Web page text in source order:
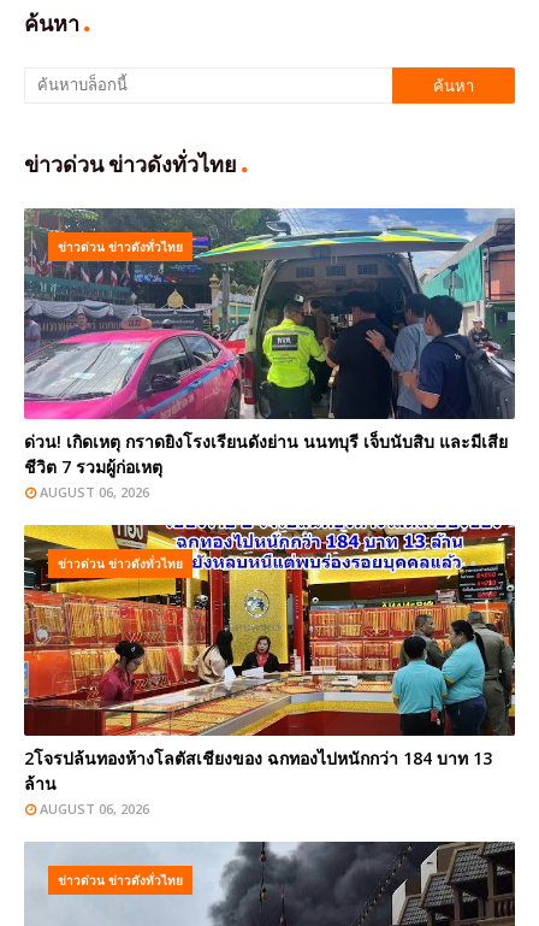
ค้นหา
ข่าวด่วน ข่าวดังทั่วไทย
ข่าวด่วน ข่าวดังทั่วไทย
ด่วน! เกิดเหตุ กราดยิงโรงเรียนดังย่าน นนทบุรี เจ็บนับสิบ และมีเสีย
ชีวิต 7 รวมผู้ก่อเหตุ
AUGUST 06, 2026
ข่าวด่วน ข่าวดังทั่วไทย
2โจรปล้นทองห้างโลตัสเชียงของ ฉกทองไปหนักกว่า 184 บาท 13
ล้าน
AUGUST 06, 2026
ข่าวด่วน ข่าวดังทั่วไทย